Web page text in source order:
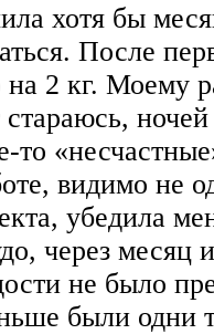
хотя бы
После
на 2 кг. Моему
стараюсь,
то
видимо не
убедила
через месяц
не было
были одни